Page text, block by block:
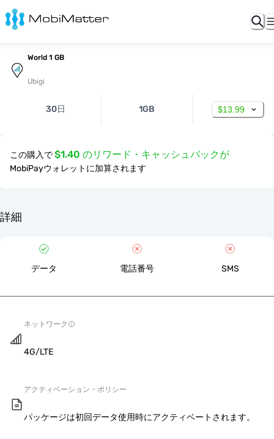
World 1 GB
Ubigi
30日 1GB $13.99
この購入で$1.40 のリワード・キャッシュバックが
MobiPayウォレットに加算されます
詳細
データ 電話番号 SMS
ネットワーク
4G/LTE
アクティベーション・ポリシー
パッケージは初回データ使用時にアクティベートされます。